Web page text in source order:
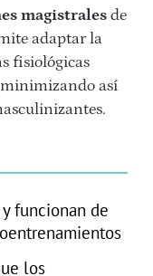
magistrales de
adaptar la
fisiológicas
minimizando así
funcionan de
los